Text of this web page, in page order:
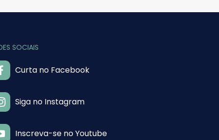
SOCIAIS
Curta no Facebook
Siga no Instagram
Inscreva-se no Youtube